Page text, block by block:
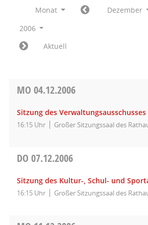
Monat
Dezember
2006
Aktuell
MO 04.12.2006
Sitzung des Verwaltungsausschusses
16:15 Uhr Großer Sitzungssaal des
DO 07.12.2006
Sitzung des Kultur-, Schul- und
16:15 Uhr Großer Sitzungssaal des